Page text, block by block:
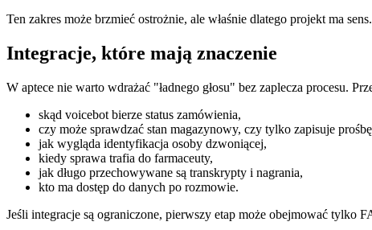
Ten zakres może brzmieć ostrożnie, ale właśnie dlatego projekt ma
Integracje, które mają znaczenie
W aptece nie warto wdrażać "ładnego głosu" bez zaplecza procesu.
skąd voicebot bierze status zamówienia,
czy może sprawdzać stan magazynowy, czy tylko zapisuje
jak wygląda identyfikacja osoby dzwoniącej,
kiedy sprawa trafia do farmaceuty,
jak długo przechowywane są transkrypty i nagrania,
kto ma dostęp do danych po rozmowie.
Jeśli integracje są ograniczone, pierwszy etap może obejmować tylko